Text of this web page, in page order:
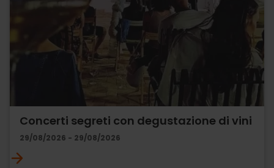
Concerti segreti con degustazione di vini
29/08/2026 - 29/08/2026